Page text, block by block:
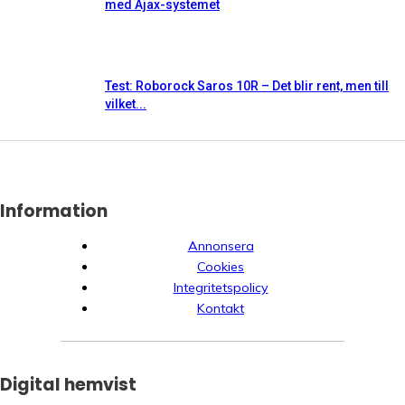
med Ajax-systemet
Test: Roborock Saros 10R – Det blir rent, men till
vilket...
Information
Annonsera
Cookies
Integritetspolicy
Kontakt
Digital hemvist